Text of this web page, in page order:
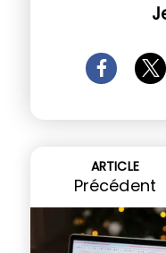
ARTICLE
Précédent